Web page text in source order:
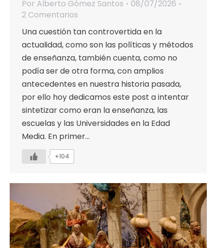
Por Alberto Gómez Santos
08/07/2026
2 Comentarios
Una cuestión tan controvertida en la
actualidad, como son las políticas y métodos
de enseñanza, también cuenta, como no
podía ser de otra forma, con amplios
antecedentes en nuestra historia pasada,
por ello hoy dedicamos este post a intentar
sintetizar como eran la enseñanza, las
escuelas y las Universidades en la Edad
Media. En primer…
+104